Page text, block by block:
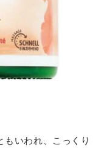
もいわれ、こっくり